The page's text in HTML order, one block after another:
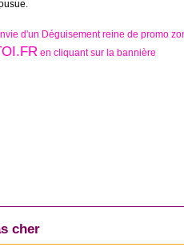
d'un Déguisement reine de promo
en cliquant sur la bannière
cher
DÉGUISEMENT